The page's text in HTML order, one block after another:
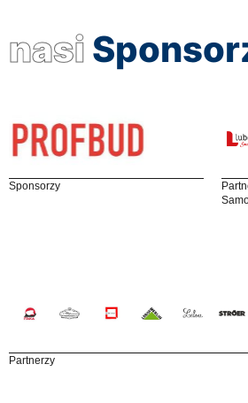
nasi
Sponsorzy
Partnerzy